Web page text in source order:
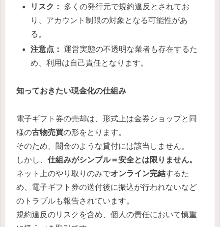
リスク：
多くの発行元で規約違反とされてお
り、アカウント制限の対象となる可能性があ
る。
注意点： 運営実態の不透明な業者も存在するた
め、利用は自己責任となります。
知っておきたい現金化の仕組み
電子ギフト券の売却は、形式上は金券ショップと同
様の古物売買の形をとります。
そのため、闇金のような貸付には該当しません。
しかし、 仕組みがシンプル＝安全とは限りません。
ネット上のやり取りのみでオンライン完結するた
め、電子ギフト券の送付後に振込が行われないなど
のトラブルも報告されています。
規約違反のリスクを含め、個人の責任において慎重